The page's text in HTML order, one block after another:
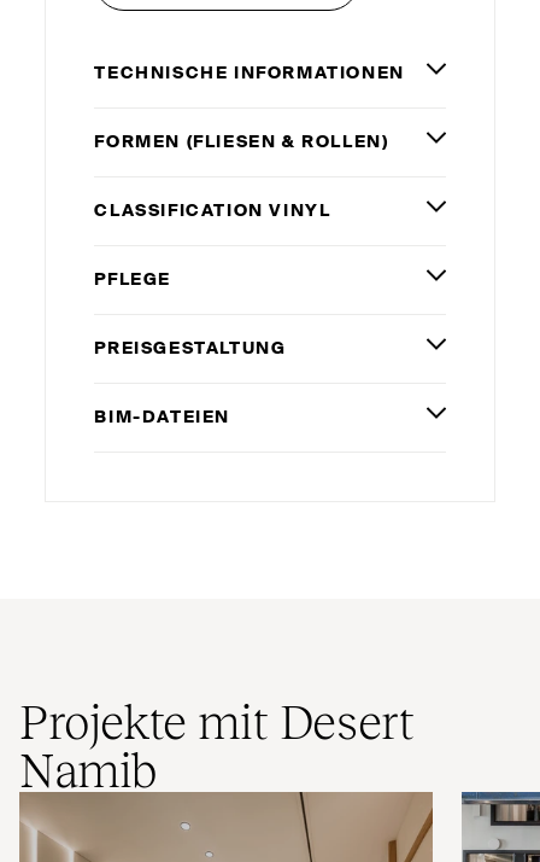
TECHNISCHE INFORMATIONEN
FORMEN (FLIESEN& ROLLEN)
CLASSIFICATION VINYL
PFLEGE
PREISGESTALTUNG
BIM-DATEIEN
Projekte mit Desert
Namib